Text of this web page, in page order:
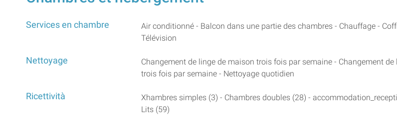
Services en chambre
Air conditionné - Balcon dans une partie des chambres - Chauffage -
Télévision
Nettoyage
Changement de linge de maison trois fois par semaine - Changement de
trois fois par semaine - Nettoyage quotidien
Ricettività
Xhambres simples (3) - Chambres doubles (28) -
Lits (59)